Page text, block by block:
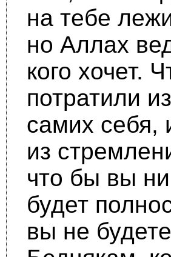
на тебе
но Аллах
кого хочет.
потратили
самих себя,
из
что бы вы
будет
вы не